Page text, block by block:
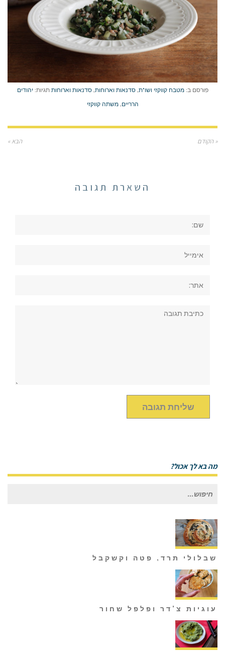
פורסם ב:מטבח קווקזי ושו"ת,סדנאות וארוחות,סדנאות וארוחות תגיות: יהודים
הרריים,משתה קווקזי
« הקודם הבא »
השארת תגובה
מה בא לך אכול?
שבלולי תרד, פטה וקשקבל
עוגיות צ'דר ופלפל שחור